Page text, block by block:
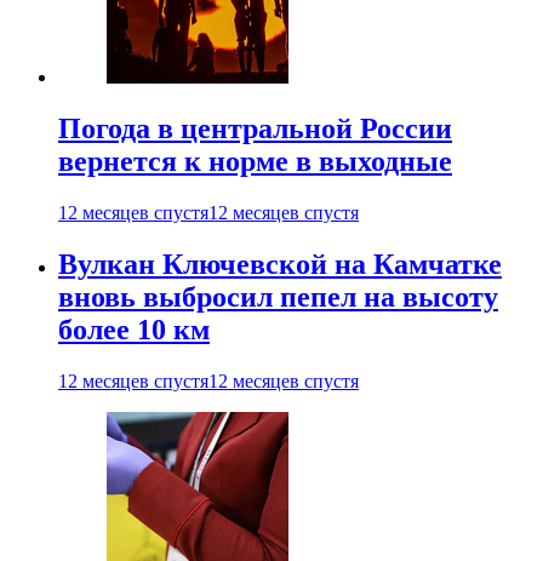
Погода в центральной России
вернется к норме в выходные
12 месяцев спустя12 месяцев спустя
Вулкан Ключевской на Камчатке
вновь выбросил пепел на высоту
более 10 км
12 месяцев спустя12 месяцев спустя